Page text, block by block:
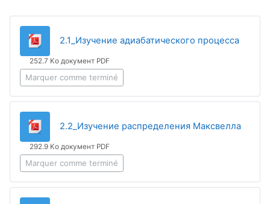
2.1_Изучение адиабатического процессаFichier
252.7 Ko документ PDF
Marquer comme terminé
2.2_Изучение распределения МаксвеллаFichier
292.9 Ko документ PDF
Marquer comme terminé